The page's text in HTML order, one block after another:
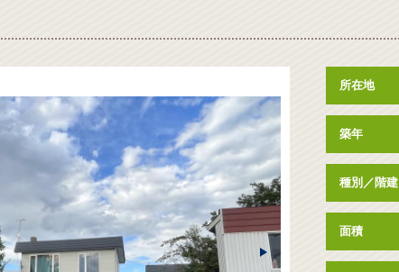
所在地
築年
種別／階建
面積